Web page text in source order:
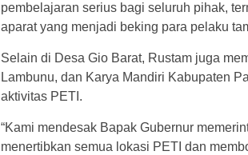
pembelajaran serius bagi seluruh pihak,
aparat yang menjadi beking para pelaku
Selain di Desa Gio Barat, Rustam juga
Lambunu, dan Karya Mandiri Kabupaten
aktivitas PETI.
“Kami mendesak Bapak Gubernur
menertibkan semua lokasi PETI dan